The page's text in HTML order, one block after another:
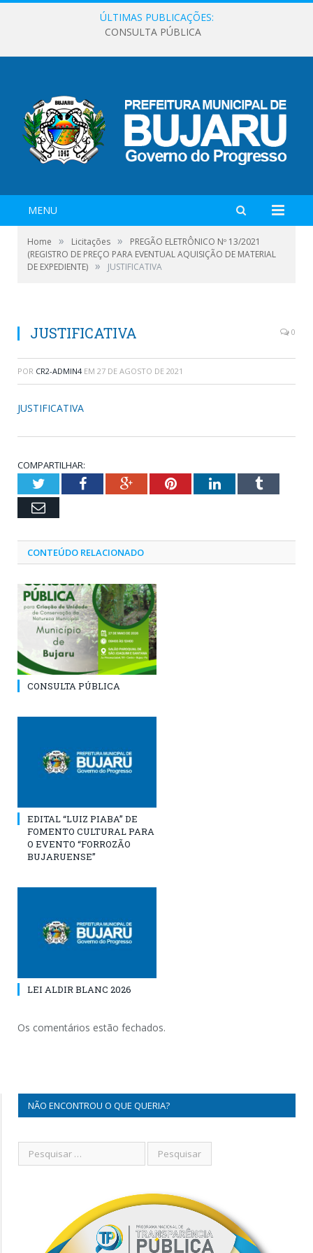
ÚLTIMAS PUBLICAÇÕES:
CONSULTA PÚBLICA
MENU
Home » Licitações »
PREGÃO ELETRÔNICO Nº 13/2021
(REGISTRO DE PREÇO PARA EVENTUAL AQUISIÇÃO DE MATERIAL
DE EXPEDIENTE) » JUSTIFICATIVA
JUSTIFICATIVA 0
POR CR2-ADMIN4 EM 27 DE AGOSTO DE 2021
JUSTIFICATIVA
COMPARTILHAR:
TwitterFacebookGoogle+PinterestLinkedInTumblr
Email
CONTEÚDO RELACIONADO
CONSULTA PÚBLICA
EDITAL “LUIZ PIABA” DE
FOMENTO CULTURAL PARA
O EVENTO “FORROZÃO
BUJARUENSE”
LEI ALDIR BLANC 2026
Os comentários estão fechados.
NÃO ENCONTROU O QUE QUERIA?